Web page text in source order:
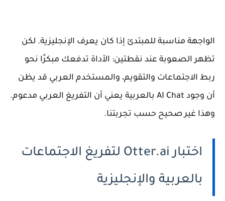
الواجهة مناسبة للمبتدئ إذا كان يعرف الإنجليزية. لكن
تظهر الصعوبة عند نقطتين: الأداة تدفعك مبكرًا نحو
ربط الاجتماعات والتقويم، والمستخدم العربي قد يظن
أن وجود AI Chat بالعربية يعني أن التفريغ العربي مدعوم.
وهذا غير صحيح حسب تجربتنا.
اختبار Otter.ai لتفريغ الاجتماعات
بالعربية والإنجليزية